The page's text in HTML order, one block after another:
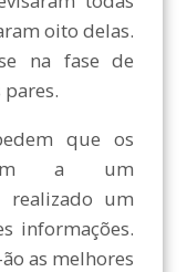
oito delas.
na fase de
pares.
que os
a um
realizado um
informações.
as melhores